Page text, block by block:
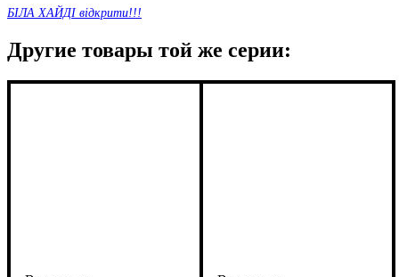
БІЛА ХАЙДІ відкрити!!!
Другие товары той же серии: